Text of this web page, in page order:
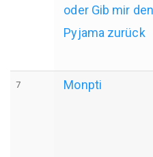
oder Gib mir den
Pyjama zurück
7 Monpti